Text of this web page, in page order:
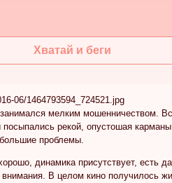
Хватай и беги
мелким мошенничеством.
рекой, опустошая
проблемы.
динамика присутствует, есть
В целом кино получилось